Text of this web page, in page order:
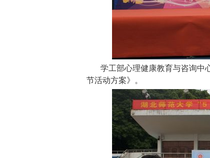
学工部心理健康教育与咨询中
节活动方案》。